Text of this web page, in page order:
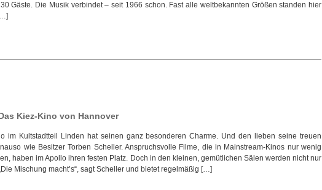
Gäste. Die Musik verbindet – seit 1966 schon. Fast alle weltbekannten Größen standen hier
Kiez-Kino von Hannover
im Kultstadtteil Linden hat seinen ganz besonderen Charme. Und den lieben seine treuen
wie Besitzer Torben Scheller. Anspruchsvolle Filme, die in Mainstream-Kinos nur wenig
haben im Apollo ihren festen Platz. Doch in den kleinen, gemütlichen Sälen werden nicht nur
Mischung macht’s“, sagt Scheller und bietet regelmäßig […]